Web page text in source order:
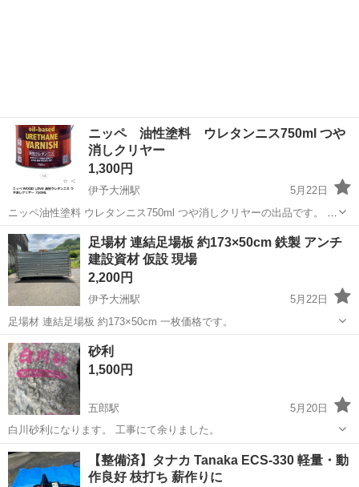
ニッペ 油性塗料 ウレタンニス750ml つや
消しクリヤー
1,300円
伊予大洲駅
5月22日
ニッペ油性塗料 ウレタンニス750ml つや消しクリヤーの出品です。 た
くさんありますので複数必要な方はコメント下さい。
愛媛 大洲市 伊予大洲駅 その他
足場材 連結足場板 約173×50cm 鉄製 アンチ
建設資材 仮設 現場
2,200円
伊予大洲駅
5月22日
足場材 連結足場板 約173×50cm 一枚価格です。
愛媛 大洲市 伊予大洲駅
砂利
1,500円
五郎駅
5月20日
白川砂利になります。 工事にて余りました。
愛媛 大洲市 五郎駅 その他
【整備済】タナカ Tanaka ECS-330 軽量・動
作良好 枝打ち 薪作りに